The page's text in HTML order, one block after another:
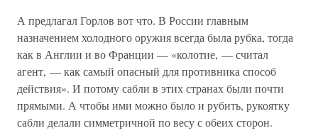
А предлагал Горлов вот что. В России главным
назначением холодного оружия всегда была рубка, тогда
как в Англии и во Франции — «колотие, — считал
агент, — как самый опасный для противника способ
действия». И потому сабли в этих странах были почти
прямыми. А чтобы ими можно было и рубить, рукоятку
сабли делали симметричной по весу с обеих сторон.